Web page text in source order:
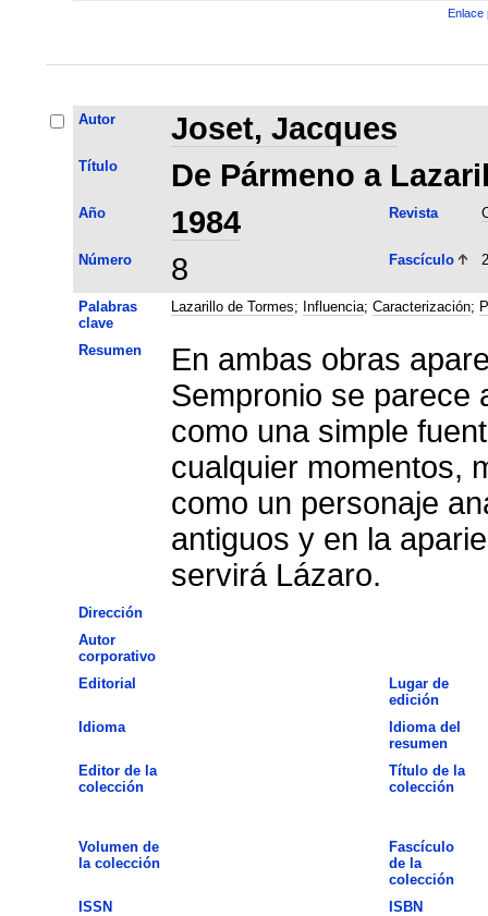
Enlace
Autor Joset, Jacques
Título De Pármeno a
Año 1984 Revista
Número 8 Fascículo 2
Palabras
clave
Lazarillo de Tormes; Influencia; Caracterización;
Resumen
En ambas obras
Sempronio se parece
como una simple
cualquier momentos,
como un personaje
antiguos y en la
servirá Lázaro.
Dirección
Autor
corporativo
Editorial
Lugar de
edición
Idioma
Idioma del
resumen
Editor de la
colección
Título de la
colección
Volumen de
la colección
Fascículo
de la
colección
ISSN
ISBN